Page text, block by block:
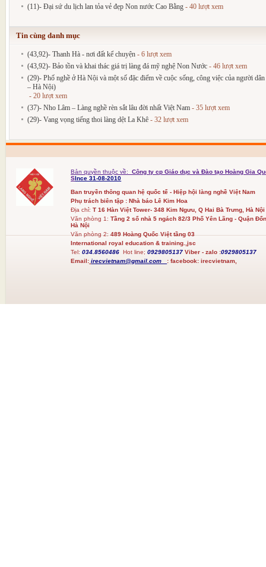
(11)- Đại sứ du lịch lan tỏa vẻ đẹp Non nước Cao Bằng - 40 lượt xem
Tin cùng danh mục
(43,92)- Thanh Hà - nơi đất kể chuyện - 6 lượt xem
(43,92)- Bảo tồn và khai thác giá trị làng đá mỹ nghệ Non Nước - 46 lượt xem
(29)- Phố nghề ở Hà Nội và một số đặc điểm về cuộc sống, công việc của người
– Hà Nội)
- 20 lượt xem
(37)- Nho Lâm – Làng nghề rèn sắt lâu đời nhất Việt Nam - 35 lượt xem
(29)- Vang vọng tiếng thoi làng dệt La Khê - 32 lượt xem
Bản quyền thuộc về:
Công ty cp Giáo dục và Đào tạo Hoàng Gia
SInce 31-08-2010
Ban truyền thông quan hệ quốc tế - Hiệp hội làng nghề Việt Nam
Phụ trách biên tập : Nhà báo Lê Kim Hoa
Địa chỉ: T 16 Hàn Việt Tower- 348 Kim Ngưu, Q Hai Bà Trưng, Hà Nội
Văn phòng 1:Tầng 2 số nhà 5 ngách 82/3 Phố Yên Lãng - Quận
Hà Nội
Văn phòng 2:489 Hoàng Quốc Việt tầng 03
International royal education & training.,jsc
Tel:034.8560486Hot line; 0929805137 Viber - zalo :0929805137
Email: irecvietnam@gmail.com :facebook: irecvietnam,